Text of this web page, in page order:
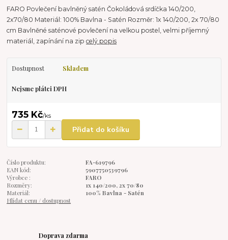
FARO Povlečení bavlněný satén Čokoládová srdíčka 140/200,
2x70/80 Materiál: 100% Bavlna - Satén Rozměr: 1x 140/200, 2x 70/80
cm Bavlněné saténové povlečení na velkou postel, velmi příjemný
materiál, zapínání na zipcelý popis
Dostupnost Skladem
Nejsme plátci DPH
735 Kč/ks
Přidat do košíku
Číslo produktu:
FA-619796
EAN kód:
5907750539796
Výrobce :
FARO
Rozměry:
1x 140/200, 2x 70/80
Materiál:
100% Bavlna - Satén
Hlídat cenu / dostupnost
Doprava zdarma